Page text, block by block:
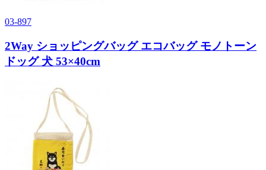
03-897
2Way ショッピングバッグ エコバッグ モノトーン
ドッグ 犬 53×40cm